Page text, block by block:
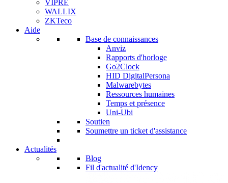
VIPRE
WALLIX
ZKTeco
Aide
Base de connaissances
Anviz
Rapports d'horloge
Go2Clock
HID DigitalPersona
Malwarebytes
Ressources humaines
Temps et présence
Uni-Ubi
Soutien
Soumettre un ticket d'assistance
Actualités
Blog
Fil d'actualité d'Idency